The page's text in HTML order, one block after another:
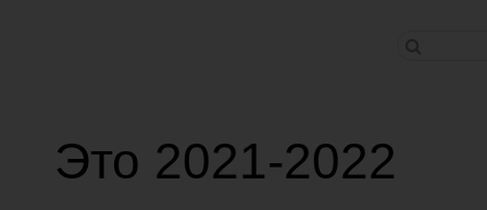
Это 2021-2022